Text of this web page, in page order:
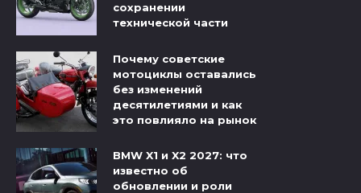
сохранении
технической части
Почему советские
мотоциклы оставались
без изменений
десятилетиями и как
это повлияло на рынок
BMW X1 и X2 2027: что
известно об
обновлении и роли